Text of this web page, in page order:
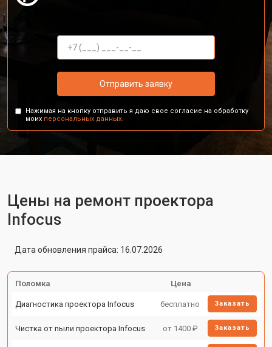
Отправить заявку
Нажимая на кнопку отправить я даю свое согласие на обработку
моих персональных данных.
Цены на ремонт проектора
Infocus
Дата обновления прайса: 16.07.2026
Поломка Цена
Диагностика проектора Infocus бесплатно Заказать
Чистка от пыли проектора Infocus от 1400 ₽ Заказать